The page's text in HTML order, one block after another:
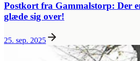
Postkort fra Gammalstorp: Der
glæde sig over!
25. sep. 2025